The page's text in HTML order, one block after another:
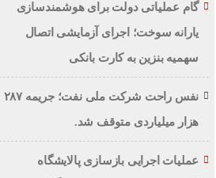
گام عملیاتی دولت برای هوشمندسازی
یارانه سوخت؛ اجرای آزمایشی اتصال
سهمیه بنزین به کارت بانکی
نفس راحت شرکت ملی نفت؛ جریمه ۲۸۷
هزار میلیاردی متوقف شد.
عملیات اجرایی بازسازی پالایشگاه